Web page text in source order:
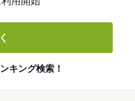
キング検索！